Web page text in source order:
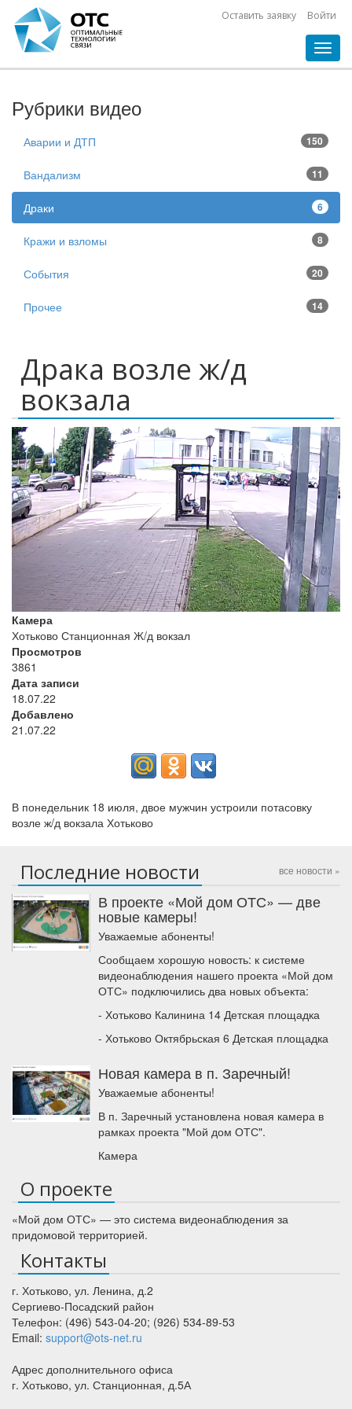
Оставить заявку Войти
Рубрики видео
150
Аварии и ДТП
11
Вандализм
6
Драки
8
Кражи и взломы
20
События
14
Прочее
Драка возле ж/д
вокзала
Камера
Хотьково Станционная Ж/д вокзал
Просмотров
3861
Дата записи
18.07.22
Добавлено
21.07.22
В понедельник 18 июля, двое мужчин устроили потасовку
возле ж/д вокзала Хотьково
все новости »
Последние новости
В проекте «Мой дом ОТС» — две
новые камеры!
Уважаемые абоненты!
Сообщаем хорошую новость: к системе
видеонаблюдения нашего проекта «Мой дом
ОТС» подключились два новых объекта:
- Хотьково Калинина 14 Детская площадка
- Хотьково Октябрьская 6 Детская площадка
Новая камера в п. Заречный!
Уважаемые абоненты!
В п. Заречный установлена новая камера в
рамках проекта "Мой дом ОТС".
Камера
О проекте
«Мой дом ОТС» — это система видеонаблюдения за
придомовой территорией.
Контакты
г. Хотьково, ул. Ленина, д.2
Сергиево-Посадский район
Телефон: (496) 543-04-20; (926) 534-89-53
Email: support@ots-net.ru
Адрес дополнительного офиса
г. Хотьково, ул. Станционная, д.5А